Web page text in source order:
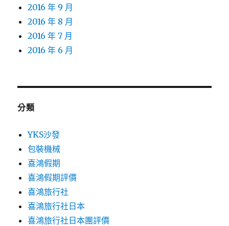
2016 年 9 月
2016 年 8 月
2016 年 7 月
2016 年 6 月
分類
YKS沙發
包裝機械
喜鴻假期
喜鴻假期評價
喜鴻旅行社
喜鴻旅行社日本
喜鴻旅行社日本團評價